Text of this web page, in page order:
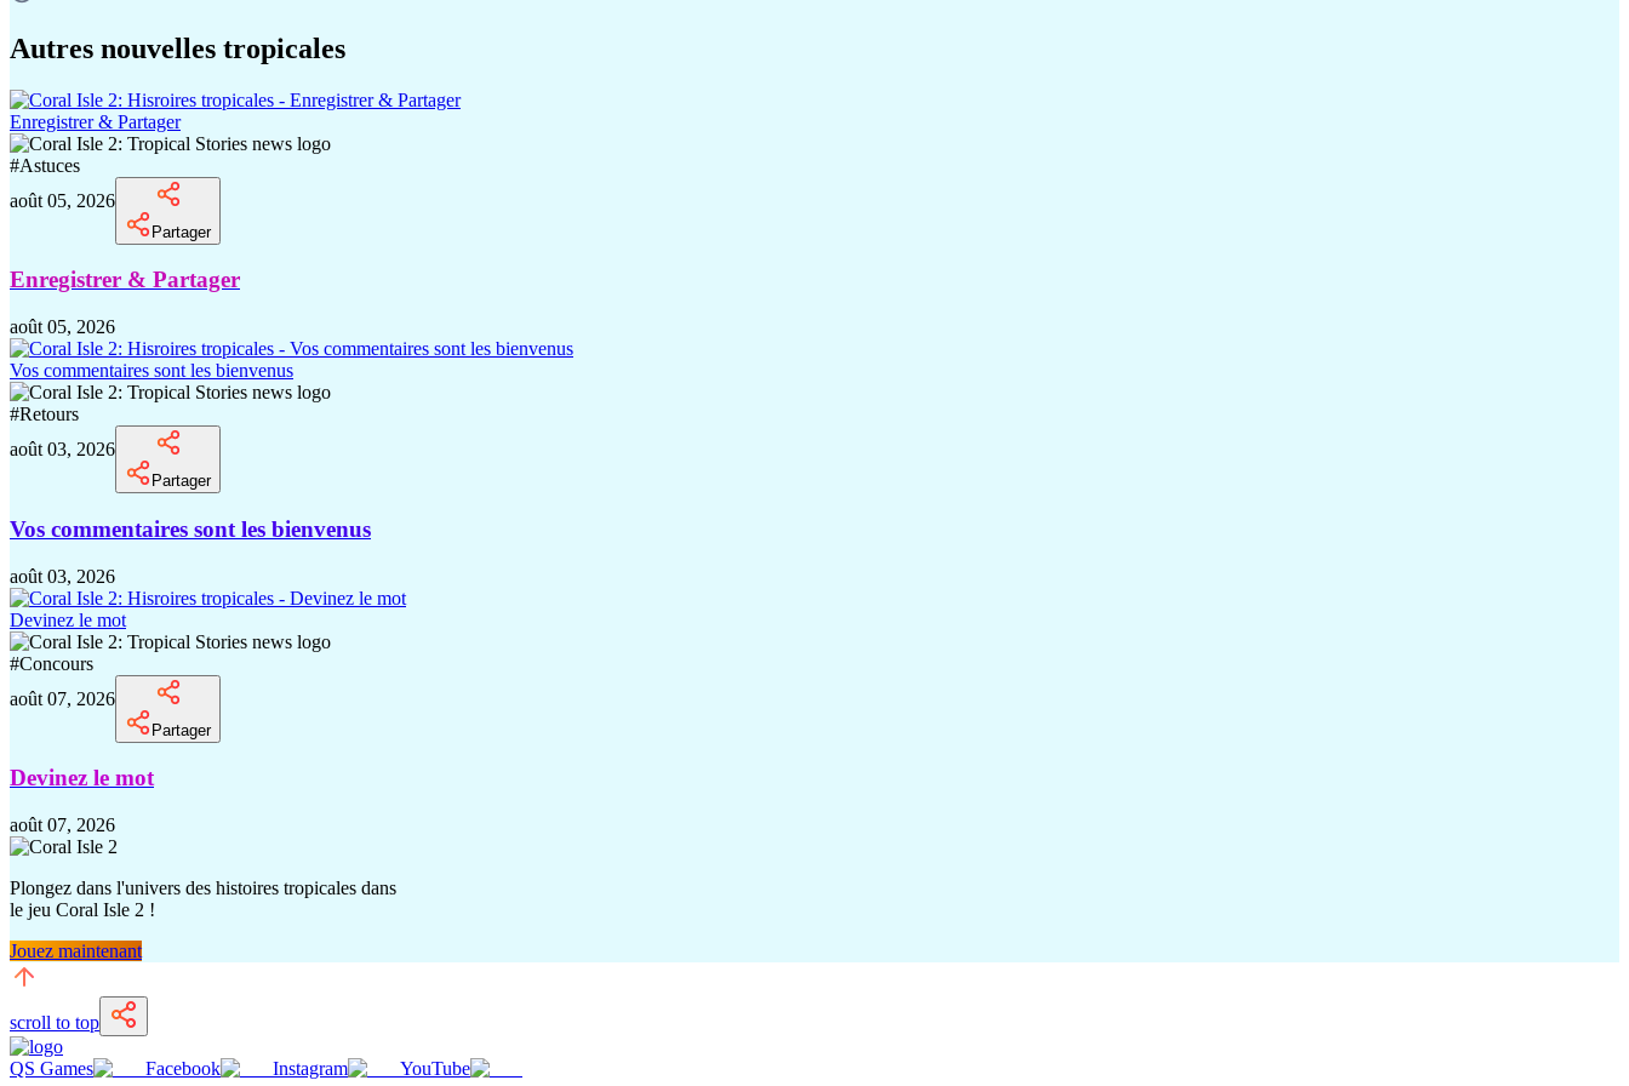
Autres nouvelles tropicales
Enregistrer & Partager
#Astuces
août 05, 2026
Partager
Enregistrer & Partager
août 05, 2026
Vos commentaires sont les bienvenus
#Retours
août 03, 2026
Partager
Vos commentaires sont les bienvenus
août 03, 2026
Devinez le mot
#Concours
août 07, 2026
Partager
Devinez le mot
août 07, 2026
Plongez dans l'univers des histoires tropicales dans
le jeu Coral Isle 2 !
Jouez maintenant
scroll to top
QS Games Facebook Instagram YouTube